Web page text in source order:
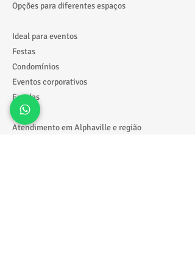
Opções para diferentes espaços
Ideal para eventos
Festas
Condomínios
Eventos corporativos
Escolas
Atendimento em Alphaville e região